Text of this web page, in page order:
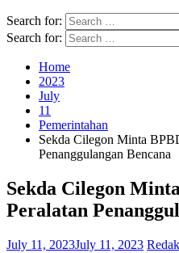
Search for:
Search for:
Home
2023
July
11
Pemerintahan
Sekda Cilegon Minta
Penanggulangan Bencana
Sekda Cilegon
Peralatan
July 11, 2023July 11, 2023